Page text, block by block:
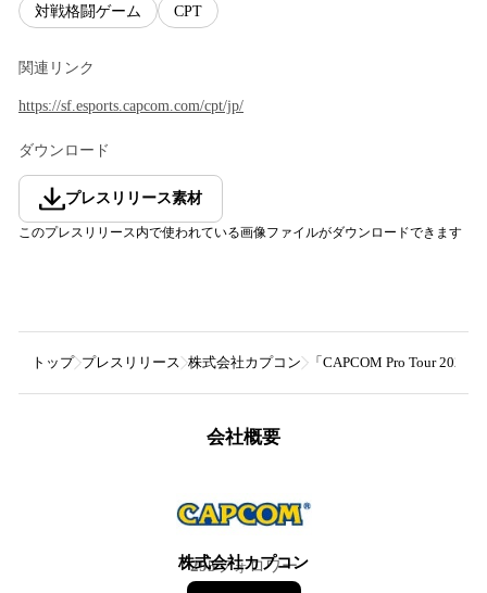
対戦格闘ゲーム CPT
関連リンク
https://sf.esports.capcom.com/cpt/jp/
ダウンロード
プレスリリース素材
このプレスリリース内で使われている画像ファイルがダウンロードできます
トップ プレスリリース 株式会社カプコン 「CAPCOM Pro Tour 2023
会社概要
株式会社カプコン
295フォロワー